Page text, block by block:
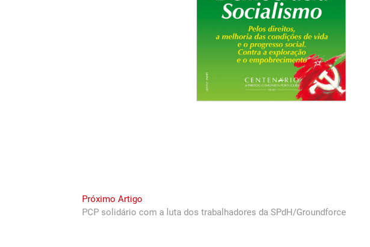
Próximo ArtigoNext
post:
PCP solidário com a luta dos trabalhadores da SPdH/Groundforce